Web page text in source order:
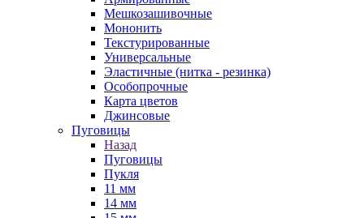
Мешкозашивочные
Мононить
Текстурированные
Универсальные
Эластичные (нитка - резинка)
Особопрочные
Карта цветов
Джинсовые
Пуговицы
Назад
Пуговицы
Пукля
11 мм
14 мм